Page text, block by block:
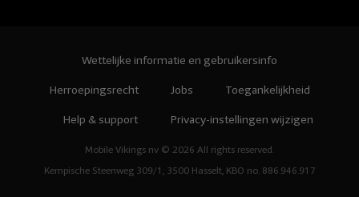
Wettelijke informatie en gebruikersinfo
Herroepingsrecht Jobs Toegankelijkheid
Help & support Privacy-instellingen wijzigen
Mobile Vikings nv © 2026 All rights reserved.
Kempische Steenweg 309/1, 3500 Hasselt, KBO no. 886.946.917